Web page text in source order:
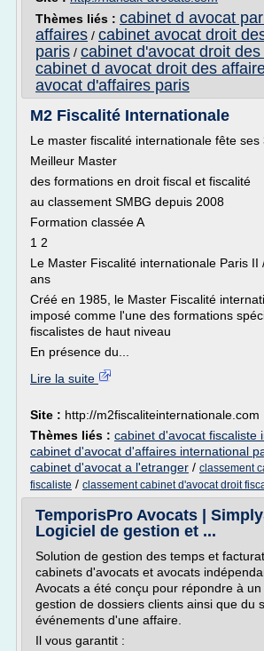
Thèmes liés : cabinet d avocat
affaires / cabinet avocat droit
paris / cabinet d'avocat droit
cabinet d avocat droit des
avocat d'affaires paris
M2 Fiscalité Internationale
Le master fiscalité internationale fête ses
Meilleur Master
des formations en droit fiscal et fiscalité
au classement SMBG depuis 2008
Formation classée A
1 2
Le Master Fiscalité internationale Paris II
ans
Créé en 1985, le Master Fiscalité
imposé comme l'une des formations
fiscalistes de haut niveau
En présence du...
Lire la suite
Site : http://m2fiscaliteinternationale.com
Thèmes liés : cabinet d'avocat fiscaliste
cabinet d'avocat d'affaires international
cabinet d'avocat a l'etranger / classement
fiscaliste / classement cabinet d'avocat droit
TemporisPro Avocats |
Logiciel de gestion et ...
Solution de gestion des temps et
cabinets d'avocats et avocats
Avocats a été conçu pour répondre à
gestion de dossiers clients ainsi que du
événements d'une affaire.
Il vous garantit :